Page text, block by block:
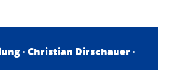
· Christian Dirschauer·